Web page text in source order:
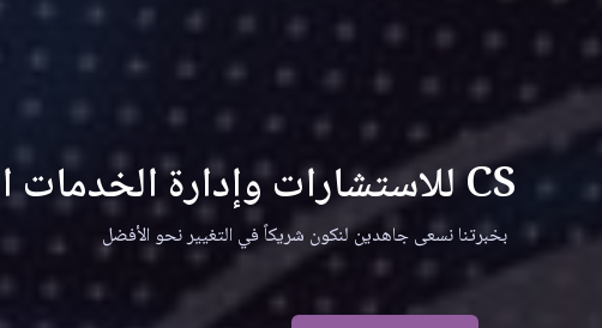
CS للاستشارات وإدارة الخدمات التقنية
بخبرتنا نسعى جاهدين لنكون شريكاً في التغيير نحو الأفضل